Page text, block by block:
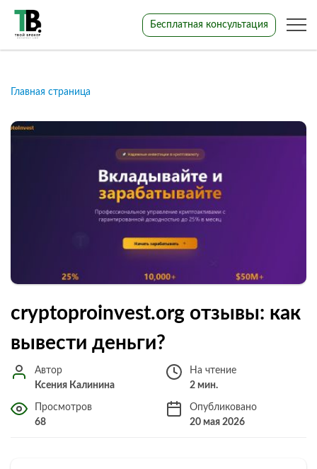
Бесплатная консультация
Главная страница
cryptoproinvest.org отзывы: как
вывести деньги?
Автор
Ксения Калинина
На чтение
2 мин.
Просмотров
68
Опубликовано
20 мая 2026